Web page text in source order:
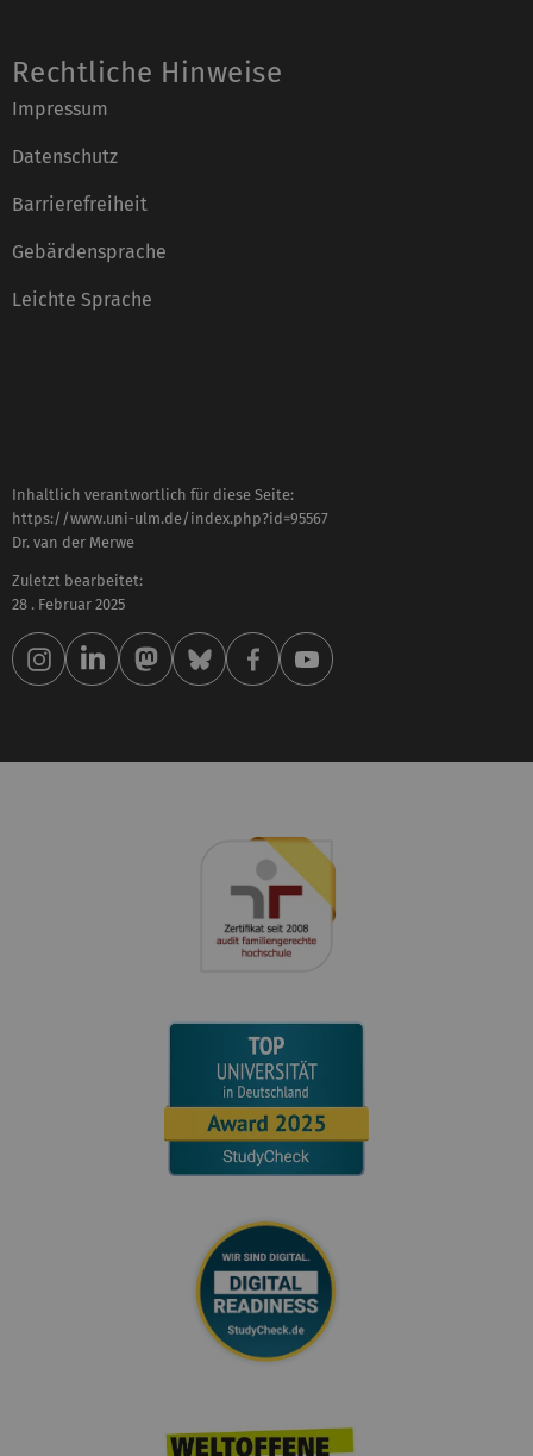
Rechtliche Hinweise
Impressum
Datenschutz
Barrierefreiheit
Gebärdensprache
Leichte Sprache
Inhaltlich verantwortlich für diese Seite:
https://www.uni-ulm.de/index.php?id=95567
Dr. van der Merwe
Zuletzt bearbeitet:
28 . Februar 2025